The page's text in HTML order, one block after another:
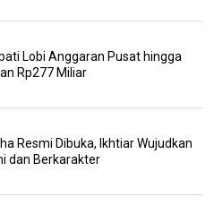
Lobi Anggaran Pusat hingga
Rp277 Miliar
Resmi Dibuka, Ikhtiar Wujudkan
dan Berkarakter